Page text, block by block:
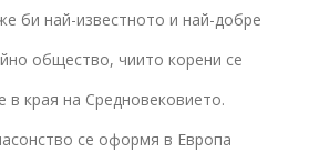
би най-известното и най-добре
общество, чиито корени се
в края на Средновековието.
се оформя в Европа